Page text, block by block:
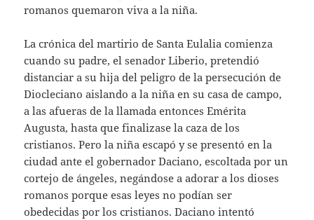
romanos quemaron viva a la niña.
La crónica del martirio de Santa Eulalia comienza
cuando su padre, el senador Liberio, pretendió
distanciar a su hija del peligro de la persecución de
Diocleciano aislando a la niña en su casa de campo,
a las afueras de la llamada entonces Emérita
Augusta, hasta que finalizase la caza de los
cristianos. Pero la niña escapó y se presentó en la
ciudad ante el gobernador Daciano, escoltada por un
cortejo de ángeles, negándose a adorar a los dioses
romanos porque esas leyes no podían ser
obedecidas por los cristianos. Daciano intentó